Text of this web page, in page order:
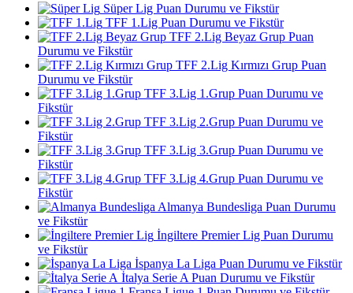
Süper Lig Puan Durumu ve Fikstür
TFF 1.Lig Puan Durumu ve Fikstür
TFF 2.Lig Beyaz Grup Puan
Durumu ve Fikstür
TFF 2.Lig Kırmızı Grup Puan
Durumu ve Fikstür
TFF 3.Lig 1.Grup Puan Durumu ve
Fikstür
TFF 3.Lig 2.Grup Puan Durumu ve
Fikstür
TFF 3.Lig 3.Grup Puan Durumu ve
Fikstür
TFF 3.Lig 4.Grup Puan Durumu ve
Fikstür
Almanya Bundesliga Puan Durumu
ve Fikstür
İngiltere Premier Lig Puan Durumu
ve Fikstür
İspanya La Liga Puan Durumu ve Fikstür
İtalya Serie A Puan Durumu ve Fikstür